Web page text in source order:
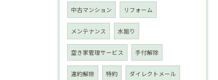
中古マンション リフォーム
メンテナンス 水廻り
空き家管理サービス 手付解除
違約解除 特約 ダイレクトメール